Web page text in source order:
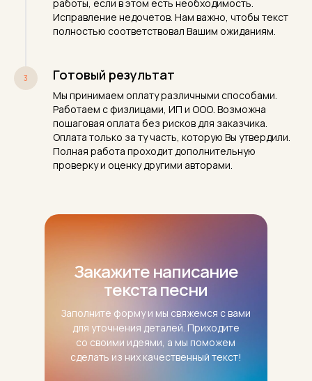
работы, если в этом есть необходимость.
Исправление недочетов. Нам важно, чтобы текст
полностью соответствовал Вашим ожиданиям.
Готовый результат
Мы принимаем оплату различными способами.
Работаем с физлицами, ИП и ООО. Возможна
пошаговая оплата без рисков для заказчика.
Оплата только за ту часть, которую Вы утвердили.
Полная работа проходит дополнительную
проверку и оценку другими авторами.
Закажите написание
текста песни
Заполните форму и мы свяжемся с вами
для уточнения деталей. Приходите
со своими идеями, а мы поможем
сделать из них качественный текст!